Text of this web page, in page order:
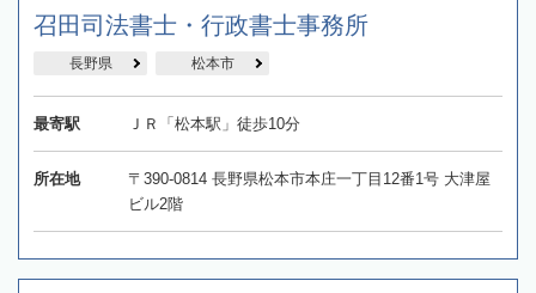
召田司法書士・行政書士事務所
長野県 松本市
最寄駅 ＪＲ「松本駅」徒歩10分
所在地
〒390-0814 長野県松本市本庄一丁目12番1号 大津屋
ビル2階